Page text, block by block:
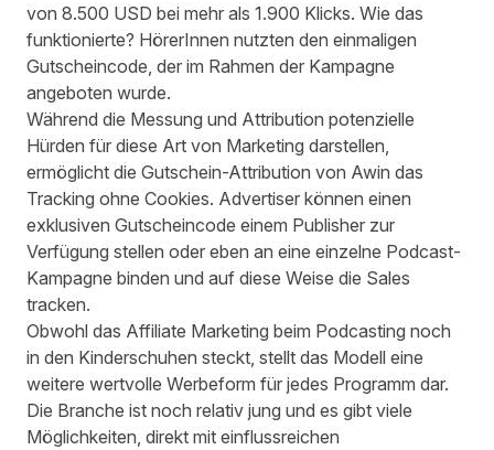
von 8.500 USD bei mehr als 1.900 Klicks. Wie das
funktionierte? HörerInnen nutzten den einmaligen
Gutscheincode, der im Rahmen der Kampagne
angeboten wurde.
Während die Messung und Attribution potenzielle
Hürden für diese Art von Marketing darstellen,
ermöglicht die Gutschein-Attribution von Awin das
Tracking ohne Cookies. Advertiser können einen
exklusiven Gutscheincode einem Publisher zur
Verfügung stellen oder eben an eine einzelne Podcast-
Kampagne binden und auf diese Weise die Sales
tracken.
Obwohl das Affiliate Marketing beim Podcasting noch
in den Kinderschuhen steckt, stellt das Modell eine
weitere wertvolle Werbeform für jedes Programm dar.
Die Branche ist noch relativ jung und es gibt viele
Möglichkeiten, direkt mit einflussreichen